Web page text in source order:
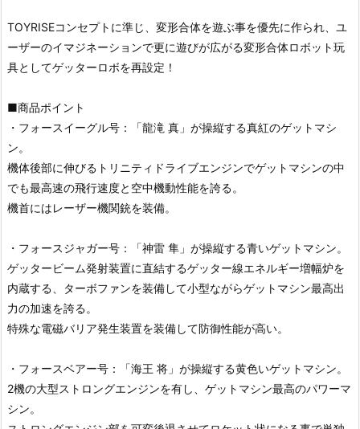
TOYRISEコンセプトに準じ、変形合体を遊ぶ事を優先に作られ、ユ
ーザーのイマジネーションで更に遊びが広がる変形合体ロボット玩
具としてゲッターロボを再設定！
■商品ポイント
・フォースイーグル号：「龍滝 真」が操縦する真紅のゲットマシ
ン。
機体後部に伸びるトリニティドライブエンジンでゲットマシンの中
でも最高速の飛行速度と空中機動性能を誇る。
機首にはレーザー機関銃を装備。
・フォースジャガー号：「神雷 隼」が操縦する青いゲットマシン。
ゲッタービーム発射装置に直結するゲッター線エネルギー増幅炉を
内蔵する、ターボファンを装備して小型ながらゲットマシン最高出
力の加速を誇る。
特殊な電磁バリア発生装置を装備して防御性能が高い。
・フォースベアー号：「海王 将」が操縦する黄色いゲットマシン。
2機の大型ストロングエンジンを有し、ゲットマシン最高のパワーマ
シン。